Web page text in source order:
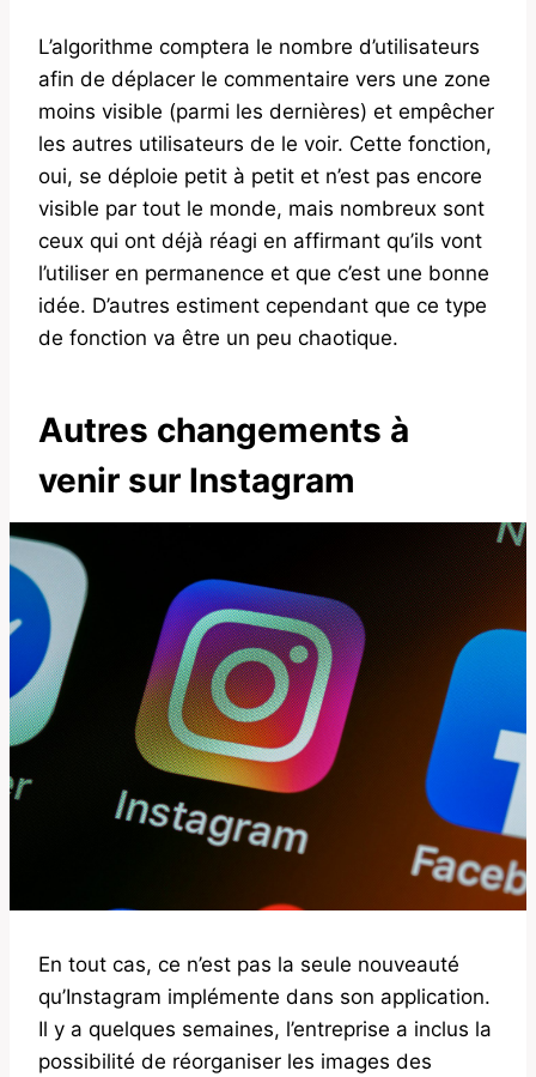
L’algorithme comptera le nombre d’utilisateurs
afin de déplacer le commentaire vers une zone
moins visible (parmi les dernières) et empêcher
les autres utilisateurs de le voir. Cette fonction,
oui, se déploie petit à petit et n’est pas encore
visible par tout le monde, mais nombreux sont
ceux qui ont déjà réagi en affirmant qu’ils vont
l’utiliser en permanence et que c’est une bonne
idée. D’autres estiment cependant que ce type
de fonction va être un peu chaotique.
Autres changements à
venir sur Instagram
En tout cas, ce n’est pas la seule nouveauté
qu’Instagram implémente dans son application.
Il y a quelques semaines, l’entreprise a inclus la
possibilité de réorganiser les images des